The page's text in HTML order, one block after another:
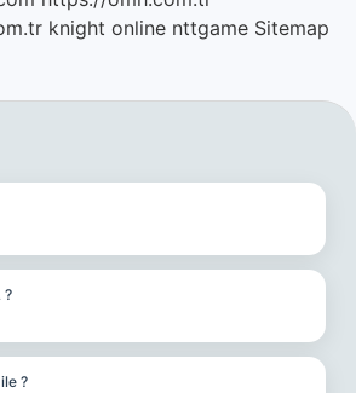
knight online nttgame Sitemap
?
?